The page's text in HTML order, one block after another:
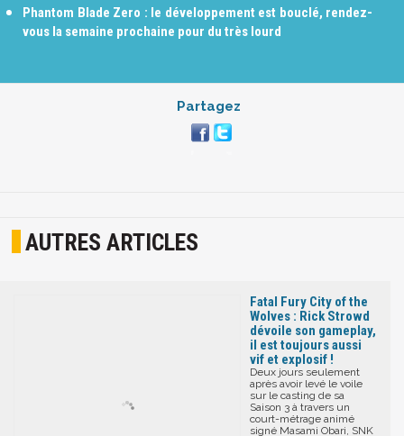
Phantom Blade Zero : le développement est bouclé, rendez-
vous la semaine prochaine pour du très lourd
Partagez
AUTRES ARTICLES
Fatal Fury City of the
Wolves : Rick Strowd
dévoile son gameplay,
il est toujours aussi
vif et explosif !
Deux jours seulement
après avoir levé le voile
sur le casting de sa
Saison 3 à travers un
court-métrage animé
signé Masami Obari, SNK